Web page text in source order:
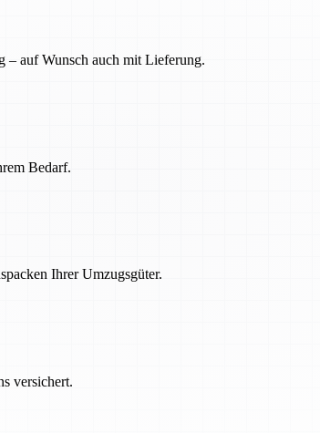
– auf Wunsch auch mit Lieferung.
Bedarf.
Ihrer Umzugsgüter.
versichert.